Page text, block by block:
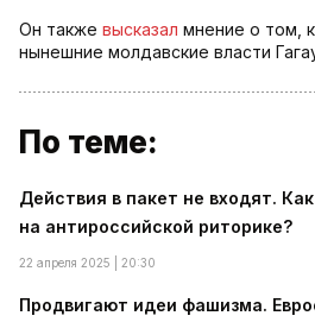
Он также высказал мнение о том,
нынешние молдавские власти
По теме:
Действия в пакет не входят.
на антироссийской риторике?
22 апреля 2025 | 20:30
Продвигают идеи фашизма.